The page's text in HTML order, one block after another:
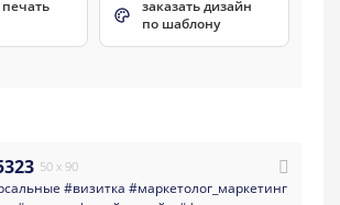
печать
заказать дизайн
по шаблону
50 x 90
#визитка #маркетолог_маркетинг